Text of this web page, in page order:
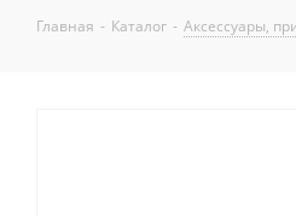
Главная - Каталог - Аксессуары,